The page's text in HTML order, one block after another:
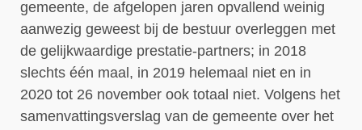
gemeente, de afgelopen jaren opvallend weinig
aanwezig geweest bij de bestuur overleggen met
de gelijkwaardige prestatie-partners; in 2018
slechts één maal, in 2019 helemaal niet en in
2020 tot 26 november ook totaal niet. Volgens het
samenvattingsverslag van de gemeente over het